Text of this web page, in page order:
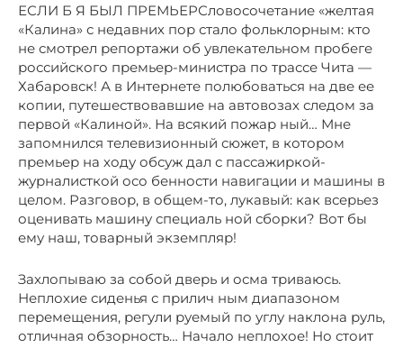
ЕСЛИ Б Я БЫЛ ПРЕМЬЕРСловосочетание «желтая
«Калина» с недавних пор стало фольклорным: кто
не смотрел репортажи об увлекательном пробеге
российского премьер-министра по трассе Чита —
Хабаровск! А в Интернете полюбоваться на две ее
копии, путешествовавшие на автовозах следом за
первой «Калиной». На всякий пожар ный… Мне
запомнился телевизионный сюжет, в котором
премьер на ходу обсуж дал с пассажиркой-
журналисткой осо бенности навигации и машины в
целом. Разговор, в общем-то, лукавый: как всерьез
оценивать машину специаль ной сборки? Вот бы
ему наш, товарный экземпляр!
Захлопываю за собой дверь и осма триваюсь.
Неплохие сиденья с прилич ным диапазоном
перемещения, регули руемый по углу наклона руль,
отличная обзорность… Начало неплохое! Но стоит